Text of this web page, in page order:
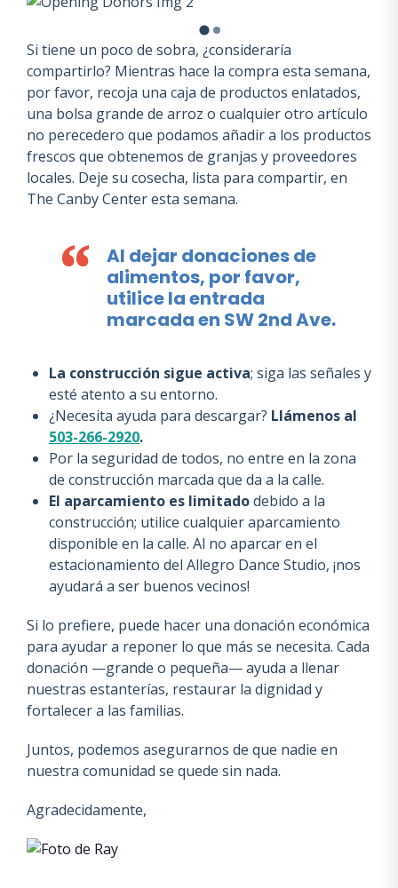
Si tiene un poco de sobra, ¿consideraría
compartirlo? Mientras hace la compra esta semana,
por favor, recoja una caja de productos enlatados,
una bolsa grande de arroz o cualquier otro artículo
no perecedero que podamos añadir a los productos
frescos que obtenemos de granjas y proveedores
locales. Deje su cosecha, lista para compartir, en
The Canby Center esta semana.
Al dejar donaciones de
alimentos, por favor,
utilice la entrada
marcada en SW 2nd Ave.
La construcción sigue activa; siga las señales y
esté atento a su entorno.
¿Necesita ayuda para descargar? Llámenos al
503-266-2920.
Por la seguridad de todos, no entre en la zona
de construcción marcada que da a la calle.
El aparcamiento es limitadodebido a la
construcción; utilice cualquier aparcamiento
disponible en la calle. Al no aparcar en el
estacionamiento del Allegro Dance Studio, ¡nos
ayudará a ser buenos vecinos!
Si lo prefiere, puede hacer una donación económica
para ayudar a reponer lo que más se necesita. Cada
donación —grande o pequeña— ayuda a llenar
nuestras estanterías, restaurar la dignidad y
fortalecer a las familias.
Juntos, podemos asegurarnos de que nadie en
nuestra comunidad se quede sin nada.
Agradecidamente,